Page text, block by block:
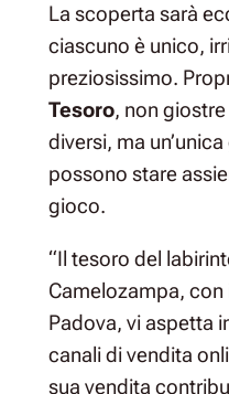
La scoperta sarà
ciascuno è unico,
preziosissimo.
Tesoro, non
diversi, ma
possono stare
gioco.
“Il tesoro del
Camelozampa,
Padova, vi aspetta
canali di vendita
sua vendita